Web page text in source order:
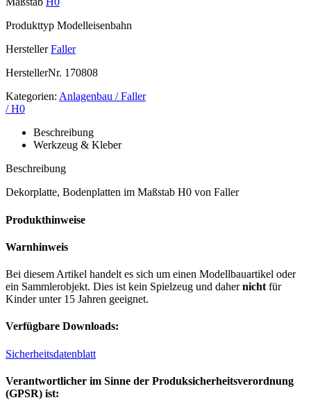
Produkttyp Modelleisenbahn
Hersteller Faller
HerstellerNr. 170808
Kategorien: Anlagenbau / Faller
/ H0
Beschreibung
Werkzeug & Kleber
Beschreibung
Dekorplatte, Bodenplatten im Maßstab H0 von Faller
Produkthinweise
Warnhinweis
Bei diesem Artikel handelt es sich um einen Modellbauartikel oder
ein Sammlerobjekt. Dies ist kein Spielzeug und dahernicht für
Kinder unter 15 Jahren geeignet.
Verfügbare Downloads:
Sicherheitsdatenblatt
Verantwortlicher im Sinne der Produksicherheitsverordnung
(GPSR) ist: